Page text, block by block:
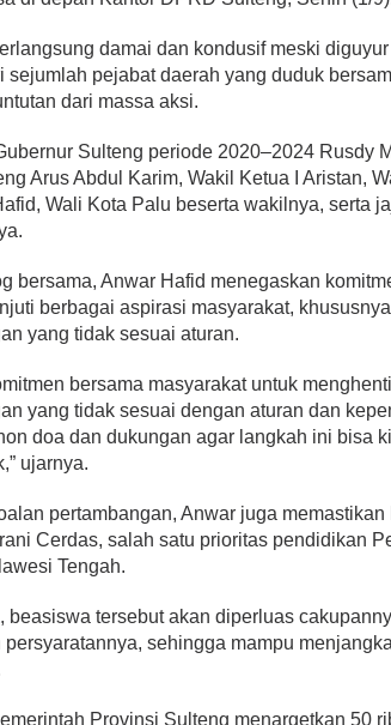
damai dan kondusif meski
sejumlah pejabat daerah yang duduk
dari massa aksi.
Sulteng periode 2020–2024 Rusdy
Arus Abdul Karim, Wakil Ketua I Aristan,
Wali Kota Palu beserta wakilnya, serta
bersama, Anwar Hafid menegaskan
berbagai aspirasi masyarakat,
yang tidak sesuai aturan.
bersama masyarakat untuk
yang tidak sesuai dengan aturan dan
doa dan dukungan agar langkah ini bisa
ujarnya.
pertambangan, Anwar juga memastikan
Cerdas, salah satu prioritas pendidikan
Tengah.
beasiswa tersebut akan diperluas
persyaratannya, sehingga mampu
Provinsi Sulteng menargetkan 50